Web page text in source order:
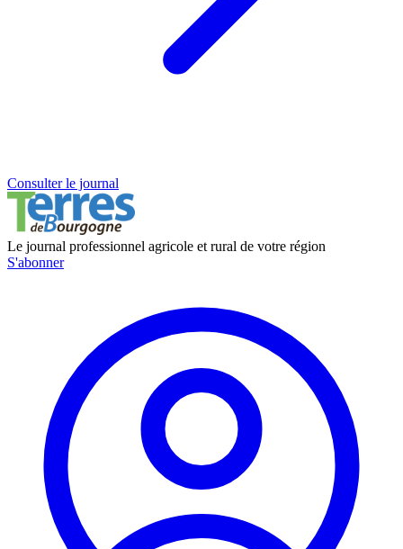
Consulter le journal
Le journal professionnel agricole et rural de votre région
S'abonner